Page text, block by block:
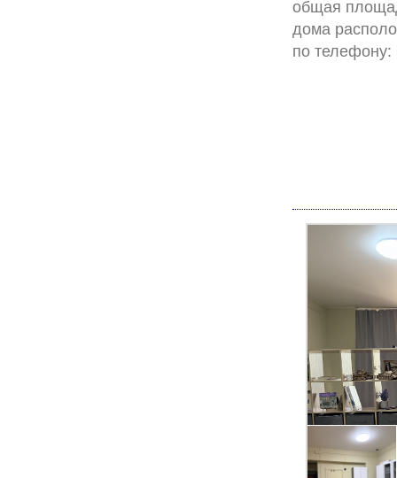
общая
дома